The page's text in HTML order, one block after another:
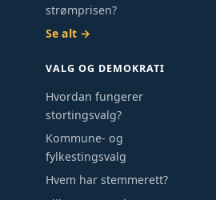
strømprisen?
Se alt →
VALG OG DEMOKRATI
Hvordan fungerer
stortingsvalg?
Kommune- og
fylkestingsvalg
Hvem har stemmerett?